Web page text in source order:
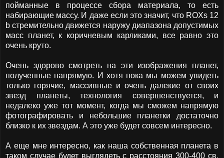
пойманные в процессе сбора материала, то есть
набирающие массу. И даже если это значит, что ROXs 12
b стремительно движется наружу диапазона допустимых
масс планет, к коричневым карликами, все равно это
очень круто.
Очень здорово смотреть на эти изображения планет,
полученные напрямую. И хотя пока мы можем увидеть
только горячие, массивные и очень далекие от своих
звезд планеты, технология совершенствуется, и
недалеко уже тот момент, когда мы сможем напрямую
фотографировать и небольшие планетки достаточно
близко к их звездам. А это уже будет совсем интересно.
А еще мне интересно, как наша собственная планета в
таком случае будет выглядеть с расстояния 300-400 св.